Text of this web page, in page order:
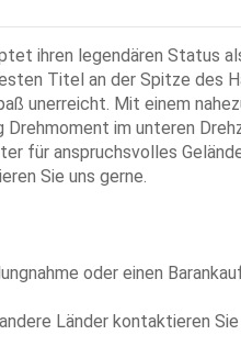
ihren legendären Status
Titel an der Spitze des
unerreicht. Mit einem
im unteren
für anspruchsvolles
Sie uns gerne.
oder einen
Länder kontaktieren Sie